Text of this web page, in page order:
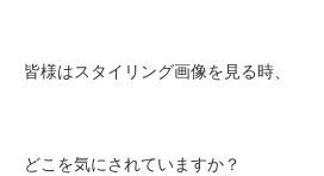
皆様はスタイリング画像を見る時、
どこを気にされていますか？